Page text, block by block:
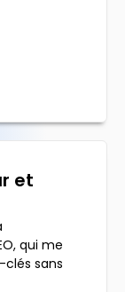
et
qui me
sans